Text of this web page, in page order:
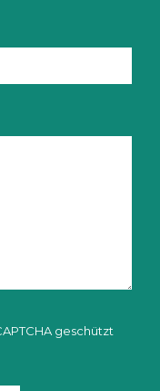
geschützt